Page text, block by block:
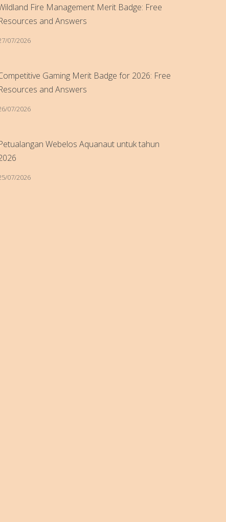
Fire Management Merit Badge: Free
and Answers
07/2026
Gaming Merit Badge for 2026: Free
and Answers
07/2026
Webelos Aquanaut untuk tahun
07/2026